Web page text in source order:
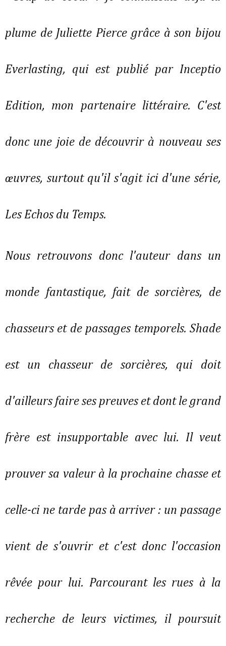
plume de Juliette Pierce grâce à son bijou
Everlasting, qui est publié par Inceptio
Edition, mon partenaire littéraire. C'est
donc une joie de découvrir à nouveau ses
œuvres, surtout qu'il s'agit ici d'une série,
Les Echos du Temps.
Nous retrouvons donc l'auteur dans un
monde fantastique, fait de sorcières, de
chasseurs et de passages temporels. Shade
est un chasseur de sorcières, qui doit
d'ailleurs faire ses preuves et dont le grand
frère est insupportable avec lui. Il veut
prouver sa valeur à la prochaine chasse et
celle-ci ne tarde pas à arriver : un passage
vient de s'ouvrir et c'est donc l'occasion
rêvée pour lui. Parcourant les rues à la
recherche de leurs victimes, il poursuit